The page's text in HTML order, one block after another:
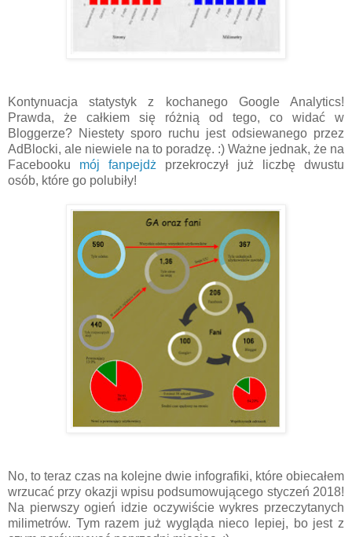
Kontynuacja statystyk z kochanego Google Analytics!
Prawda, że całkiem się różnią od tego, co widać w
Bloggerze? Niestety sporo ruchu jest odsiewanego przez
AdBlocki, ale niewiele na to poradzę. :) Ważne jednak, że na
Facebooku mój fanpejdż przekroczył już liczbę dwustu
osób, które go polubiły!
No, to teraz czas na kolejne dwie infografiki, które obiecałem
wrzucać przy okazji wpisu podsumowującego styczeń 2018!
Na pierwszy ogień idzie oczywiście wykres przeczytanych
milimetrów. Tym razem już wygląda nieco lepiej, bo jest z